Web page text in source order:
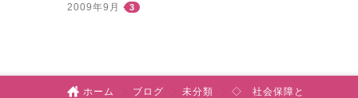
2009年9月 3
ホーム ブログ 未分類
◇ 社会保障と